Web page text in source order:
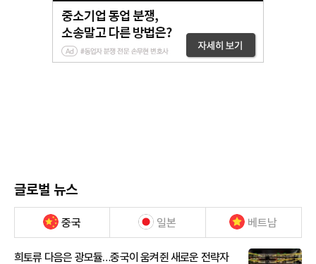
글로벌 뉴스
중국 일본 베트남
희토류 다음은 광모듈…중국이 움켜쥔 새로운 전략자